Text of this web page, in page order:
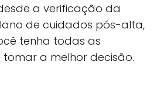
a verificação da
de cuidados pós-alta,
tenha todas as
a melhor decisão.